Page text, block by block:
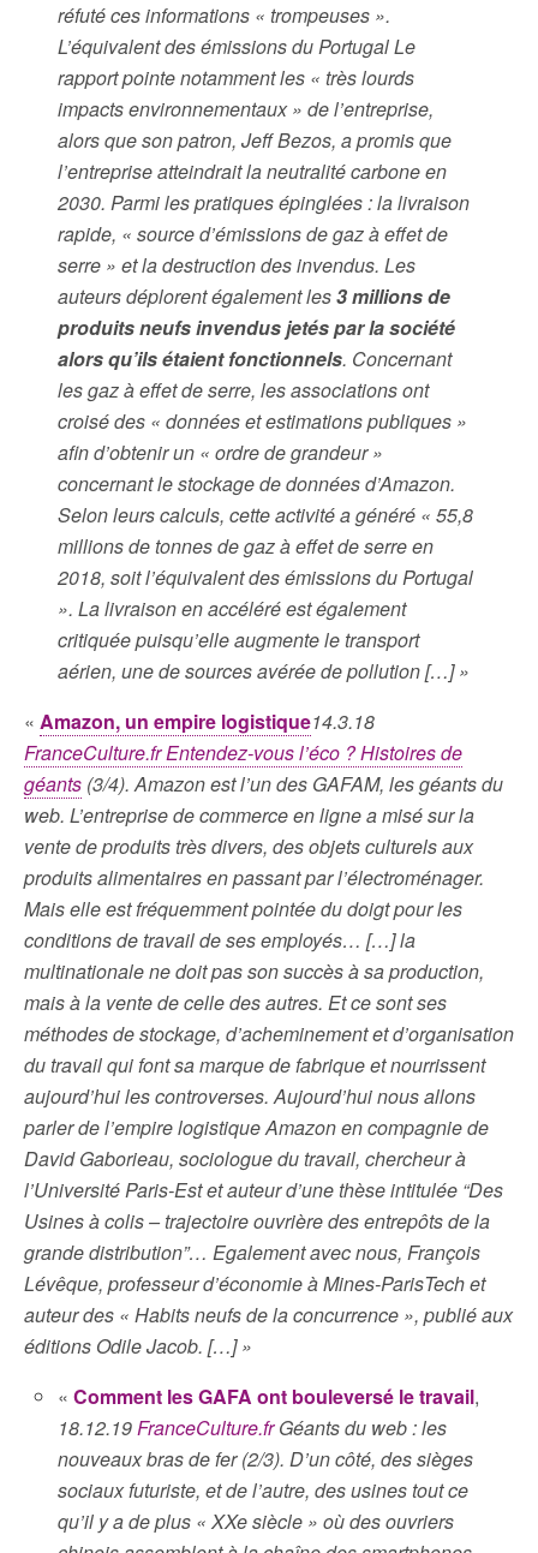
réfuté ces informations « trompeuses ».
L’équivalent des émissions du Portugal Le
rapport pointe notamment les « très lourds
impacts environnementaux » de l’entreprise,
alors que son patron, Jeff Bezos, a promis que
l’entreprise atteindrait la neutralité carbone en
2030. Parmi les pratiques épinglées : la livraison
rapide, « source d’émissions de gaz à effet de
serre » et la destruction des invendus. Les
auteurs déplorent également les3 millions de
produits neufs invendus jetés par la société
alors qu’ils étaient fonctionnels. Concernant
les gaz à effet de serre, les associations ont
croisé des « données et estimations publiques »
afin d’obtenir un « ordre de grandeur »
concernant le stockage de données d’Amazon.
Selon leurs calculs, cette activité a généré « 55,8
millions de tonnes de gaz à effet de serre en
2018, soit l’équivalent des émissions du Portugal
». La livraison en accéléré est également
critiquée puisqu’elle augmente le transport
aérien, une de sources avérée de pollution […] »
« Amazon, un empire logistique14.3.18
FranceCulture.fr Entendez-vous l’éco ? Histoires de
géants (3/4). Amazon est l’un des GAFAM, les géants du
web. L’entreprise de commerce en ligne a misé sur la
vente de produits très divers, des objets culturels aux
produits alimentaires en passant par l’électroménager.
Mais elle est fréquemment pointée du doigt pour les
conditions de travail de ses employés… […] la
multinationale ne doit pas son succès à sa production,
mais à la vente de celle des autres. Et ce sont ses
méthodes de stockage, d’acheminement et d’organisation
du travail qui font sa marque de fabrique et nourrissent
aujourd’hui les controverses. Aujourd’hui nous allons
parler de l’empire logistique Amazon en compagnie de
David Gaborieau, sociologue du travail, chercheur à
l’Université Paris-Est et auteur d’une thèse intitulée “Des
Usines à colis – trajectoire ouvrière des entrepôts de la
grande distribution”… Egalement avec nous, François
Lévêque, professeur d’économie à Mines-ParisTech et
auteur des « Habits neufs de la concurrence », publié aux
éditions Odile Jacob. […] »
«Comment les GAFA ont bouleversé le travail,
18.12.19FranceCulture.frGéants du web : les
nouveaux bras de fer (2/3). D’un côté, des sièges
sociaux futuriste, et de l’autre, des usines tout ce
qu’il y a de plus « XXe siècle » où des ouvriers